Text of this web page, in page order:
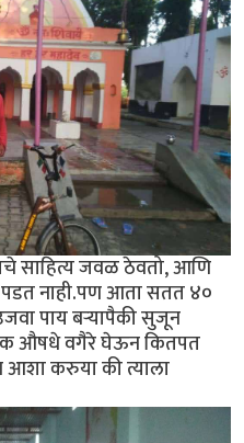
साहित्य जवळ ठेवतो, आणि
पडत नाही.पण आता सतत ४०
पाय बऱ्यापैकी सुजून
औषधे वगैरे घेऊन कितपत
आशा करुया की त्याला